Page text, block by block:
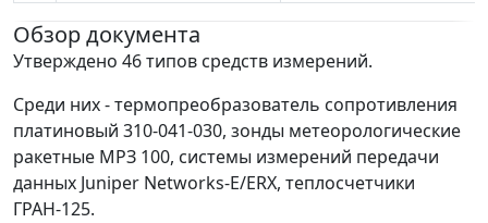
Обзор документа
Утверждено 46 типов средств измерений.
Среди них - термопреобразователь сопротивления
платиновый 310-041-030, зонды метеорологические
ракетные МРЗ 100, системы измерений передачи
данных Juniper Networks-E/ERX, теплосчетчики
ГРАН-125.